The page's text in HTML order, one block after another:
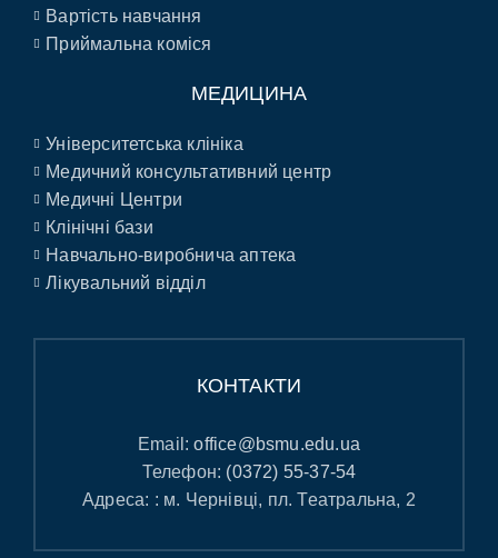
Вартість навчання
Приймальна коміся
МЕДИЦИНА
Університетська клініка
Медичний консультативний центр
Медичні Центри
Клінічні бази
Навчально-виробнича аптека
Лікувальний відділ
КОНТАКТИ
Email:office@bsmu.edu.ua
Телефон: (0372) 55-37-54
Адреса: : м. Чернівці, пл. Театральна, 2